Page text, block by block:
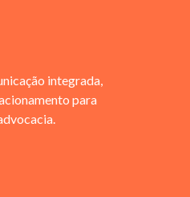
integrada,
para